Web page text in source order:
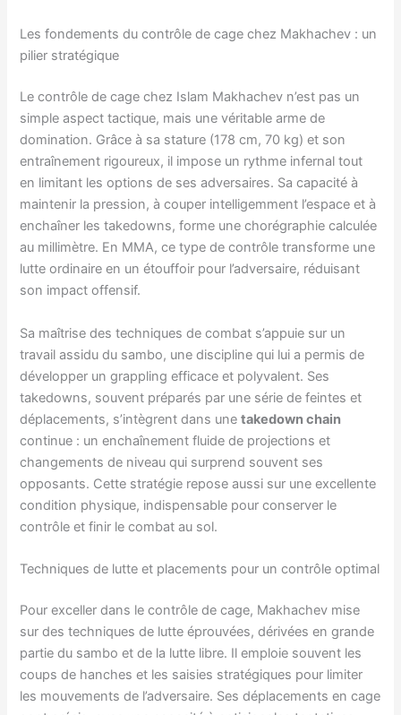
Les fondements du contrôle de cage chez Makhachev : un
pilier stratégique
Le contrôle de cage chez Islam Makhachev n’est pas un
simple aspect tactique, mais une véritable arme de
domination. Grâce à sa stature (178 cm, 70 kg) et son
entraînement rigoureux, il impose un rythme infernal tout
en limitant les options de ses adversaires. Sa capacité à
maintenir la pression, à couper intelligemment l’espace et à
enchaîner les takedowns, forme une chorégraphie calculée
au millimètre. En MMA, ce type de contrôle transforme une
lutte ordinaire en un étouffoir pour l’adversaire, réduisant
son impact offensif.
Sa maîtrise des techniques de combat s’appuie sur un
travail assidu du sambo, une discipline qui lui a permis de
développer un grappling efficace et polyvalent. Ses
takedowns, souvent préparés par une série de feintes et
déplacements, s’intègrent dans unetakedown chain
continue : un enchaînement fluide de projections et
changements de niveau qui surprend souvent ses
opposants. Cette stratégie repose aussi sur une excellente
condition physique, indispensable pour conserver le
contrôle et finir le combat au sol.
Techniques de lutte et placements pour un contrôle optimal
Pour exceller dans le contrôle de cage, Makhachev mise
sur des techniques de lutte éprouvées, dérivées en grande
partie du sambo et de la lutte libre. Il emploie souvent les
coups de hanches et les saisies stratégiques pour limiter
les mouvements de l’adversaire. Ses déplacements en cage